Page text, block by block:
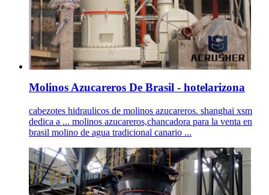
Molinos Azucareros De Brasil - hotelarizona
cabezotes hidraulicos de molinos azucareros. shanghai xsm
dedica a ... molinos azucareros,chancadora para la venta en
brasil molino de agua tradicional canario ...